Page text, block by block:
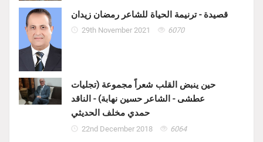
قصيدة - ترنيمة الحياة للشاعر رمضان زيدان
29th November 2021 6070
حين ينبض القلب شعراً مجموعة (تجليات
عطشى - الشاعر حسين نهابة) - الناقد
حمدي مخلف الحديثي
22nd December 2018 6064